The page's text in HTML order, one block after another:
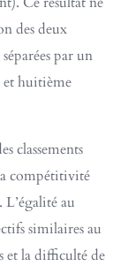
des deux
par un
et huitième
classements
compétitivité
au
similaires au
et la difficulté de